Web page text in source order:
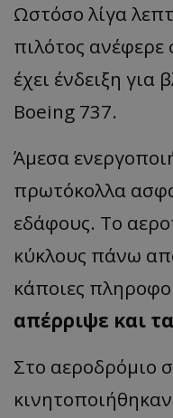
Ωστόσο λίγα
πιλότος ανέφερε
έχει ένδειξη
Boeing 737.
Άμεσα
πρωτόκολλα
εδάφους. Το
κύκλους πάνω
κάποιες
απέρριψε και
Στο αεροδρόμιο